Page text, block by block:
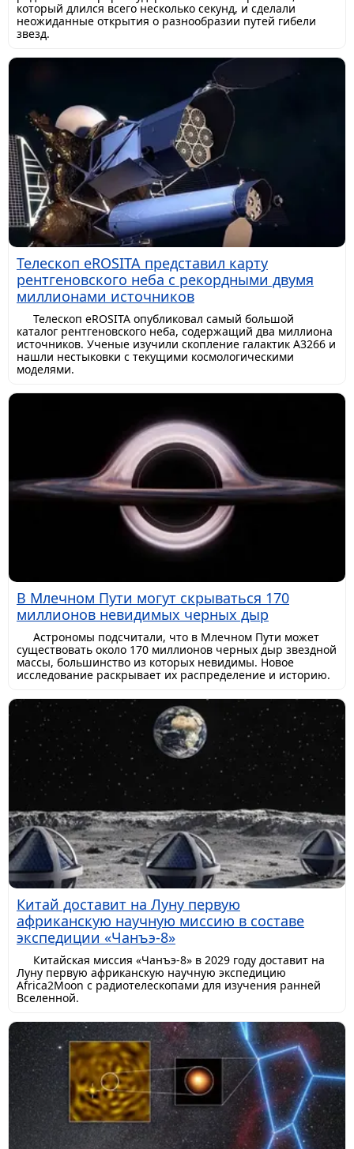
который длился всего несколько секунд, и сделали
неожиданные открытия о разнообразии путей гибели
звезд.
Телескоп eROSITA представил карту
рентгеновского неба с рекордными двумя
миллионами источников
Телескоп eROSITA опубликовал самый большой
каталог рентгеновского неба, содержащий два миллиона
источников. Ученые изучили скопление галактик A3266 и
нашли нестыковки с текущими космологическими
моделями.
В Млечном Пути могут скрываться 170
миллионов невидимых черных дыр
Астрономы подсчитали, что в Млечном Пути может
существовать около 170 миллионов черных дыр звездной
массы, большинство из которых невидимы. Новое
исследование раскрывает их распределение и историю.
Китай доставит на Луну первую
африканскую научную миссию в составе
экспедиции «Чанъэ-8»
Китайская миссия «Чанъэ-8» в 2029 году доставит на
Луну первую африканскую научную экспедицию
Africa2Moon с радиотелескопами для изучения ранней
Вселенной.